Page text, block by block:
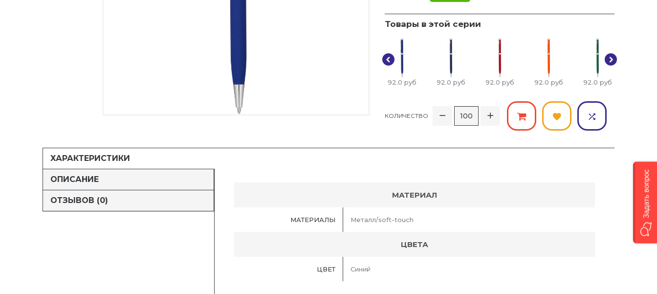
Товары в этой серии
92.0 руб 92.0 руб 92.0 руб 92.0 руб 92.0 руб
КОЛИЧЕСТВО
ХАРАКТЕРИСТИКИ
ОПИСАНИЕ
ОТЗЫВОВ (0)
МАТЕРИАЛ
МАТЕРИАЛЫ Металл/soft-touch
ЦВЕТА
ЦВЕТ Синий
Задать вопрос